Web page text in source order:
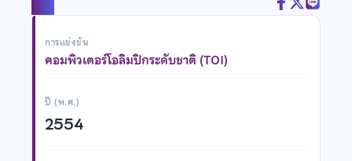
การแข่งขัน
คอมพิวเตอร์โอลิมปิกระดับชาติ (TOI)
ปี (พ.ศ.)
2554